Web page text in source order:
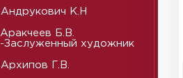
Андрукович К.Н
Аракчеев Б.В.
-Заслуженный художник
Архипов Г.В.